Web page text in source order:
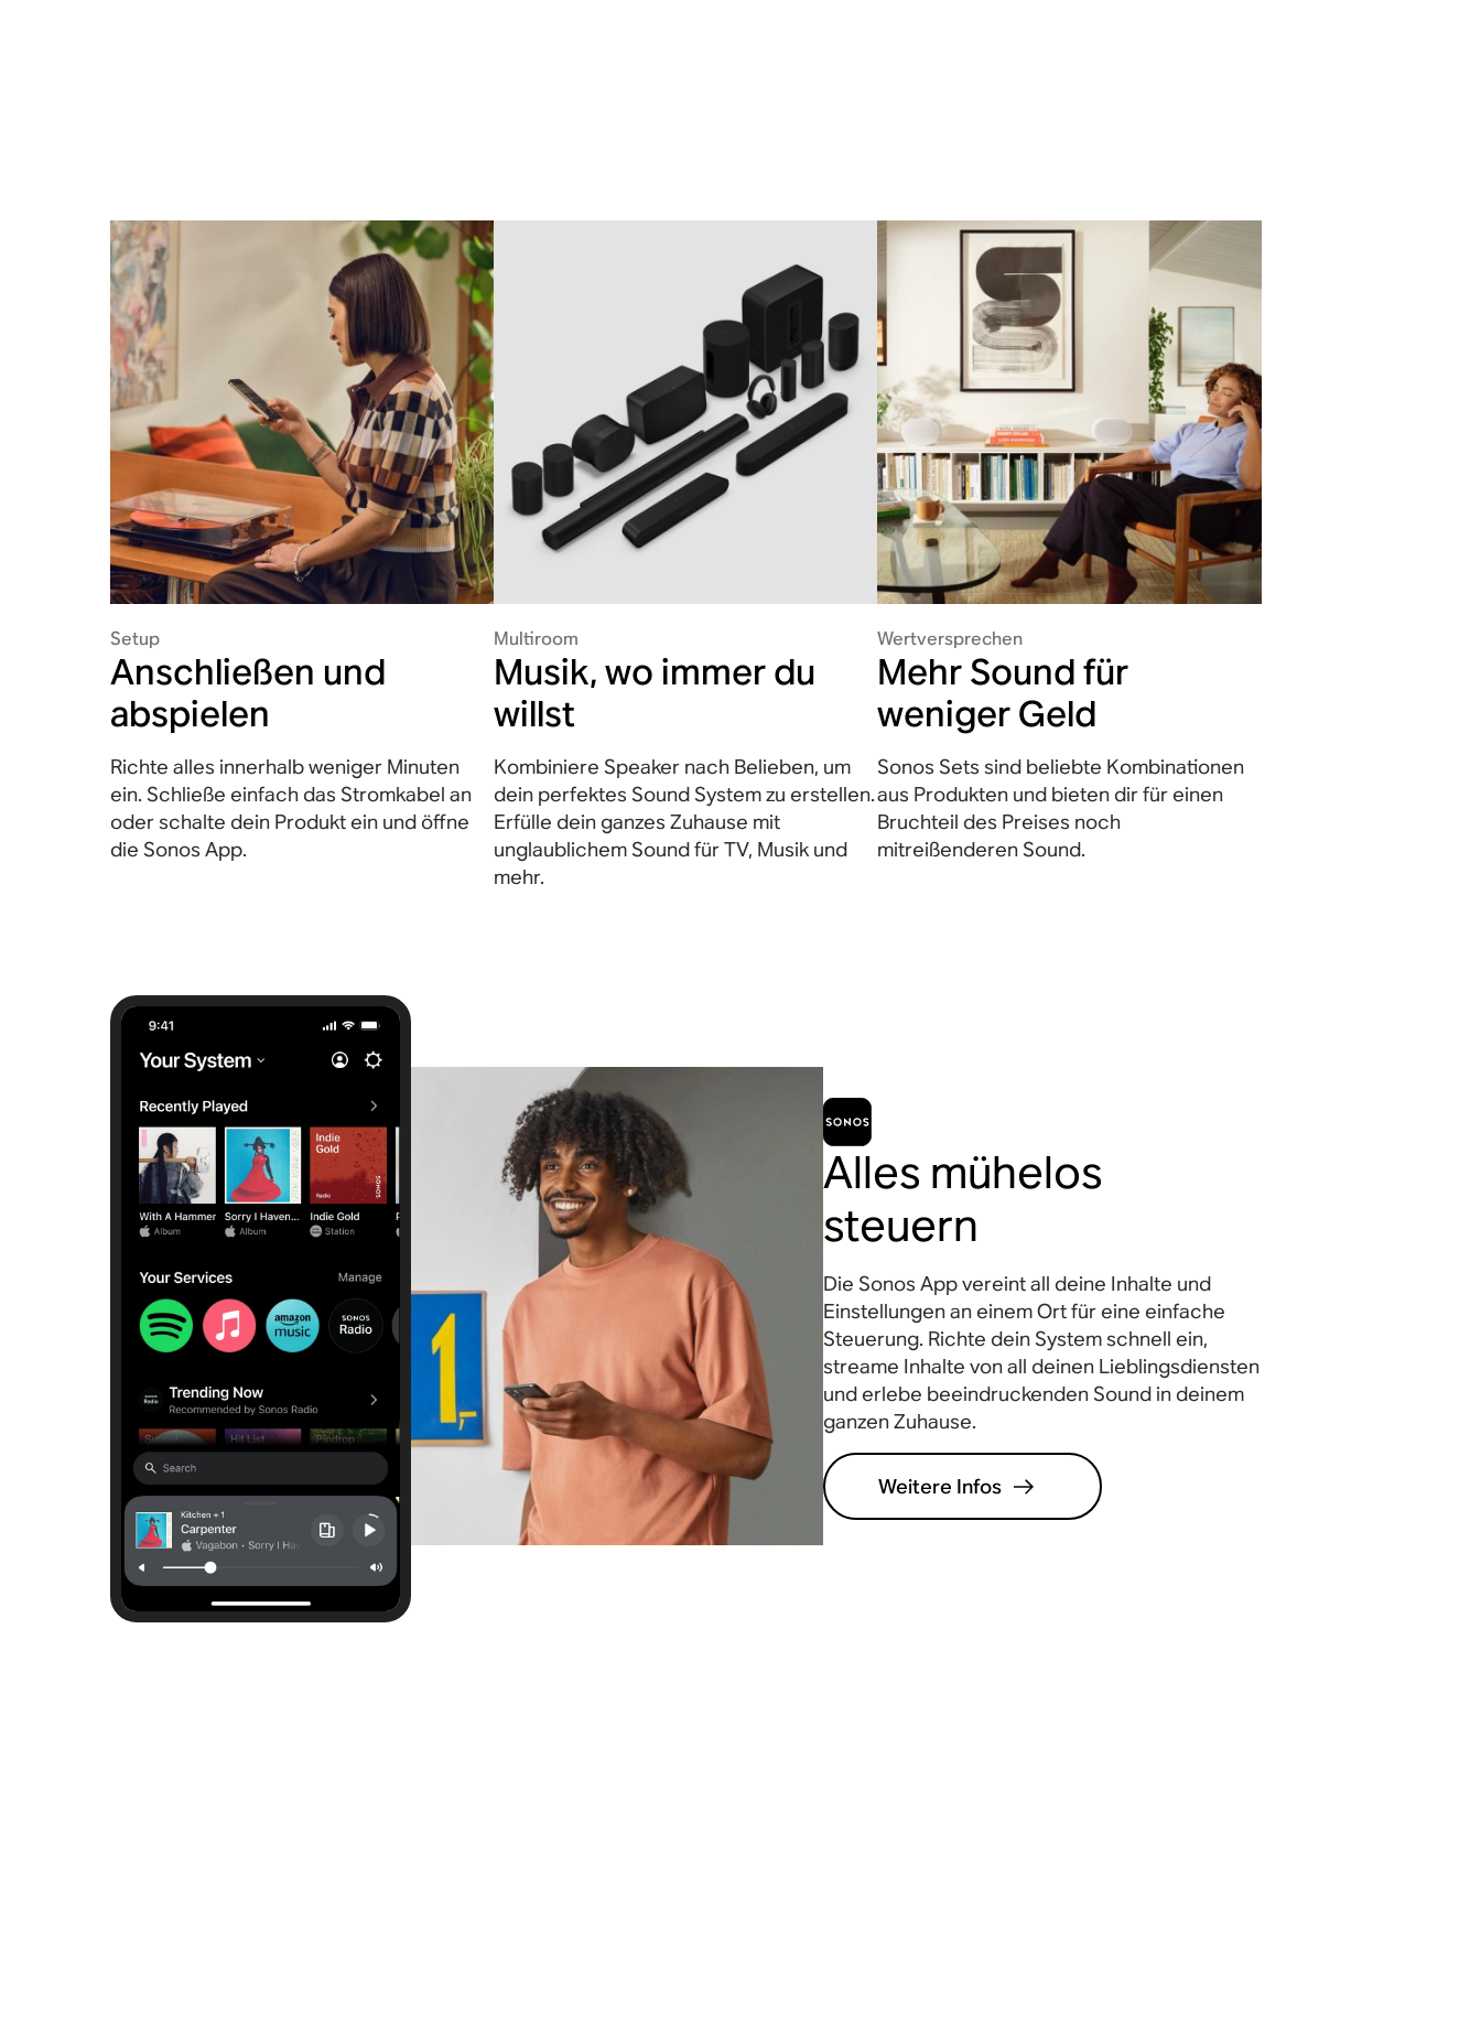
Setup
Anschließen und
abspielen
Richte alles innerhalb weniger Minuten
ein. Schließe einfach das Stromkabel an
oder schalte dein Produkt ein und öffne
die Sonos App.
Multiroom
Musik, wo immer du
willst
Kombiniere Speaker nach Belieben, um
dein perfektes Sound System zu erstellen.
Erfülle dein ganzes Zuhause mit
unglaublichem Sound für TV, Musik und
mehr.
Wertversprechen
Mehr Sound für
weniger Geld
Sonos Sets sind beliebte Kombinationen
aus Produkten und bieten dir für einen
Bruchteil des Preises noch
mitreißenderen Sound.
Alles mühelos
steuern
Die Sonos App vereint all deine Inhalte und
Einstellungen an einem Ort für eine einfache
Steuerung. Richte dein System schnell ein,
streame Inhalte von all deinen Lieblingsdiensten
und erlebe beeindruckenden Sound in deinem
ganzen Zuhause.
Weitere Infos